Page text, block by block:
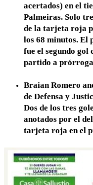
acertados) en el
Palmeiras. Solo
de la tarjeta roja
los 68 minutos. El
fue el segundo gol
partido a
Braian Romero
de Defensa y
Dos de los tres
anotados por el
tarjeta roja en el